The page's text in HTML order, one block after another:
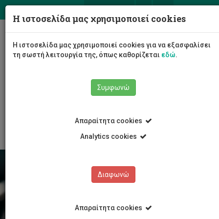
Σχολή Επικοινωνίας και Μέσων Ενημέρωσης
Ευκαιρίες Εργοδότησης
Η ιστοσελίδα μας χρησιμοποιεί cookies
Η ιστοσελίδα μας χρησιμοποιεί cookies για να εξασφαλίσει
τη σωστή λειτουργία της, όπως καθορίζεται εδώ.
Συμφωνώ
Απαραίτητα cookies
Analytics cookies
Διαφωνώ
Απαραίτητα cookies